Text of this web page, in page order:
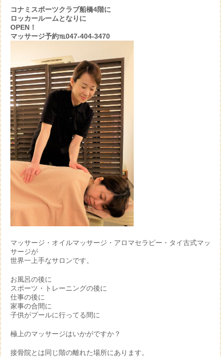
コナミスポーツクラブ船橋4階に
ロッカールームとなりに
OPEN！
マッサージ予約℡047-404-3470
マッサージ・オイルマッサージ・アロマセラピー・タイ古式マッ
サージが
世界一上手なサロンです。
お風呂の後に
スポーツ・トレーニングの後に
仕事の後に
家事の合間に
子供がプールに行ってる間に
極上のマッサージはいかがですか？
接骨院とは同じ階の離れた場所にあります。